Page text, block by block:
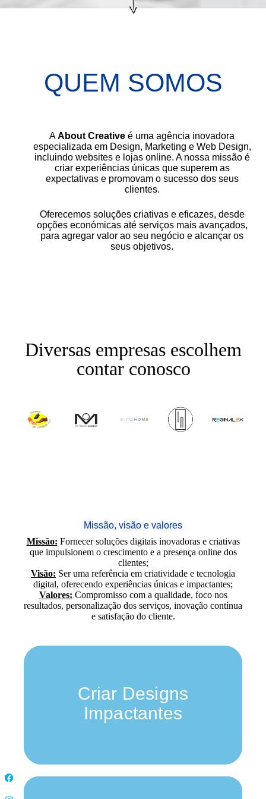
QUEM SOMOS
AAbout Creative é uma agência inovadora
especializada em Design, Marketing e Web Design,
incluindo websites e lojas online. A nossa missão é
criar experiências únicas que superem as
expectativas e promovam o sucesso dos seus
clientes.
Oferecemos soluções criativas e eficazes, desde
opções económicas até serviços mais avançados,
para agregar valor ao seu negócio e alcançar os
seus objetivos.
Diversas empresas escolhem
contar conosco
Missão, visão e valores
Missão: Fornecer soluções digitais inovadoras e criativas
que impulsionem o crescimento e a presença online dos
clientes;
Visão: Ser uma referência em criatividade e tecnologia
digital, oferecendo experiências únicas e impactantes;
Valores: Compromisso com a qualidade, foco nos
resultados, personalização dos serviços, inovação contínua
e satisfação do cliente.
Criar Designs
Impactantes
que ajudem as marcas a comunicar sua
identidade e a destacar-se no mercado.